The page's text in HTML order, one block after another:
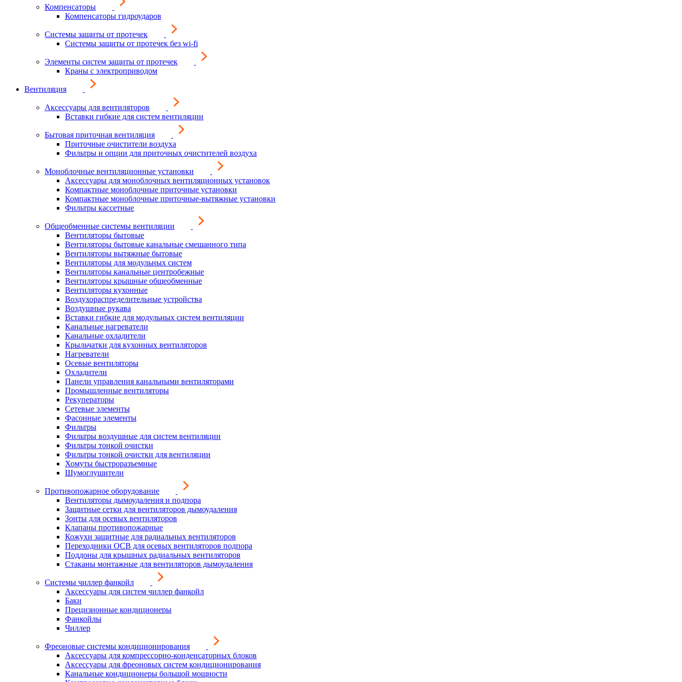
Компенсаторы
Компенсаторы гидроударов
Системы защиты от протечек
Системы защиты от протечек без wi-fi
Элементы систем защиты от протечек
Краны с электроприводом
Вентиляция
Аксессуары для вентиляторов
Вставки гибкие для систем вентиляции
Бытовая приточная вентиляция
Приточные очистители воздуха
Фильтры и опции для приточных очистителей воздуха
Моноблочные вентиляционные установки
Аксессуары для моноблочных вентиляционных установок
Компактные моноблочные приточные установки
Компактные моноблочные приточные-вытяжные установки
Фильтры кассетные
Общеобменные системы вентиляции
Вентиляторы бытовые
Вентиляторы бытовые канальные смешанного типа
Вентиляторы вытяжные бытовые
Вентиляторы для модульных систем
Вентиляторы канальные центробежные
Вентиляторы крышные общеобменные
Вентиляторы кухонные
Воздухораспределительные устройства
Воздушные рукава
Вставки гибкие для модульных систем вентиляции
Канальные нагреватели
Канальные охладители
Крыльчатки для кухонных вентиляторов
Нагреватели
Осевые вентиляторы
Охладители
Панели управления канальными вентиляторами
Промышленные вентиляторы
Рекуператоры
Сетевые элементы
Фасонные элементы
Фильтры
Фильтры воздушные для систем вентиляции
Фильтры тонкой очистки
Фильтры тонкой очистки для вентиляции
Хомуты быстроразъемные
Шумоглушители
Противопожарное оборудование
Вентиляторы дымоудаления и подпора
Защитные сетки для вентиляторов дымоудаления
Зонты для осевых вентиляторов
Клапаны противопожарные
Кожухи защитные для радиальных вентиляторов
Переходники ОСВ для осевых вентиляторов подпора
Поддоны для крышных радиальных вентиляторов
Стаканы монтажные для вентиляторов дымоудаления
Системы чиллер фанкойл
Аксессуары для систем чиллер фанкойл
Баки
Прецизионные кондиционеры
Фанкойлы
Чиллер
Фреоновые системы кондиционирования
Аксессуары для компрессорно-конденсаторных блоков
Аксессуары для фреоновых систем кондиционирования
Канальные кондиционеры большой мощности